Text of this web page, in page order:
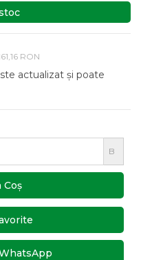
RON
actualizat și poate
B
Coş